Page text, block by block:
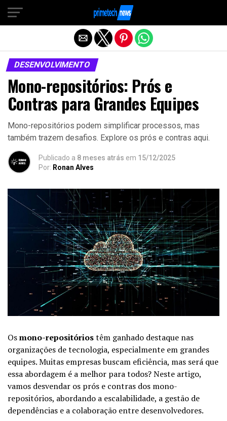
DESENVOLVIMENTO
Mono-repositórios: Prós e
Contras para Grandes Equipes
Mono-repositórios podem simplificar processos, mas
também trazem desafios. Explore os prós e contras aqui.
Publicado a 8 meses atrás em 15/12/2025
Por: Ronan Alves
Osmono-repositóriostêm ganhado destaque nas
organizações de tecnologia, especialmente em grandes
equipes. Muitas empresas buscam eficiência, mas será que
essa abordagem é a melhor para todos? Neste artigo,
vamos desvendar os prós e contras dos mono-
repositórios, abordando a escalabilidade, a gestão de
dependências e a colaboração entre desenvolvedores.
Sair da versão mobile